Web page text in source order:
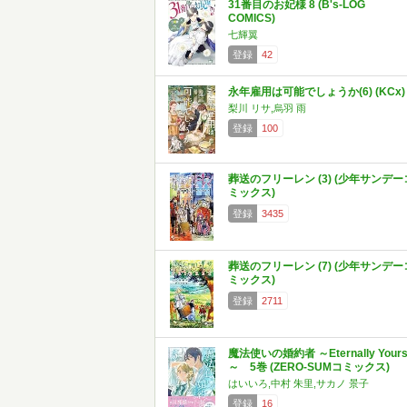
31番目のお妃様 8 (B's-LOG
COMICS)
七輝翼
登録
42
永年雇用は可能でしょうか(6) (KCx)
梨川 リサ,烏羽 雨
登録
100
葬送のフリーレン (3) (少年サンデー
ミックス)
登録 3435
葬送のフリーレン (7) (少年サンデー
ミックス)
登録 2711
魔法使いの婚約者 ～Eternally Yours
～ 5巻 (ZERO-SUMコミックス)
はいいろ,中村 朱里,サカノ 景子
登録
16